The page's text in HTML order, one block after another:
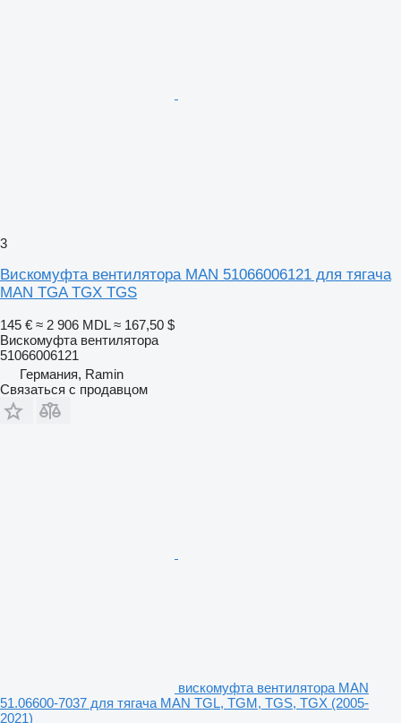
3
Вискомуфта вентилятора MAN 51066006121 для тягача
MAN TGA TGX TGS
145 € ≈ 2 906 MDL ≈ 167,50 $
Вискомуфта вентилятора
51066006121
Германия, Ramin
Связаться с продавцом
вискомуфта вентилятора MAN
51.06600-7037 для тягача MAN TGL, TGM, TGS, TGX (2005-
2021)